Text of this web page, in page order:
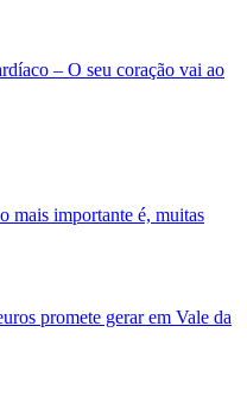
– O seu coração vai ao
mais importante é, muitas
promete gerar em Vale da